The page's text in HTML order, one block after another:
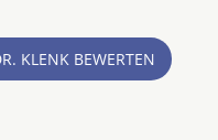
KLENK BEWERTEN